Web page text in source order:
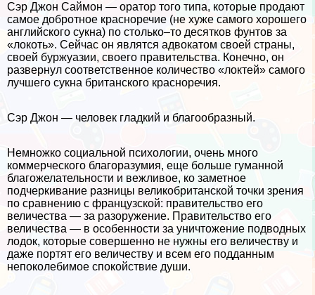
Сэр Джон Саймон — оратор того типа, которые продают
самое добротное красноречие (не хуже самого хорошего
английского сукна) по столько–то десятков фунтов за
«локоть». Сейчас он являтся адвокатом своей страны,
своей буржуазии, своего правительства. Конечно, он
развернул соответственное количество «локтей» самого
лучшего сукна британского красноречия.
Сэр Джон — человек гладкий и благообразный.
Немножко социальной психологии, очень много
коммерческого благоразумия, еще больше гуманной
благожелательности и вежливое, ко заметное
подчеркивание разницы великобританской точки зрения
по сравнению с французской: правительство его
величества — за разоружение. Правительство его
величества — в особенности за уничтожение подводных
лодок, которые совершенно не нужны его величеству и
даже портят его величеству и всем его подданным
непоколебимое спокойствие души.